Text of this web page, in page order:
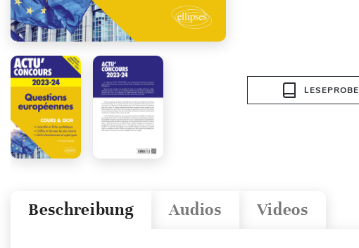
LESEPROBE
Videos
Audios
Beschreibung